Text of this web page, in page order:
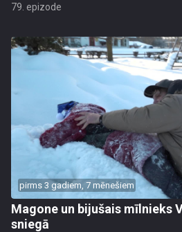
79. epizode
pirms 3 gadiem, 7 mēnešiem
Magone un bijušais mīlnieks
sniegā